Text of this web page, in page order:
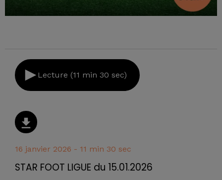
Lecture (11 min 30 sec)
16 janvier 2026 - 11 min 30 sec
STAR FOOT LIGUE du 15.01.2026